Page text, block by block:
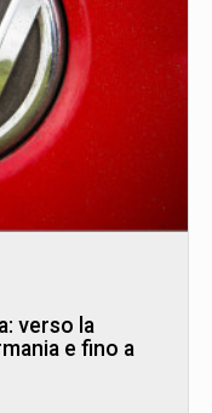
verso la
e fino a